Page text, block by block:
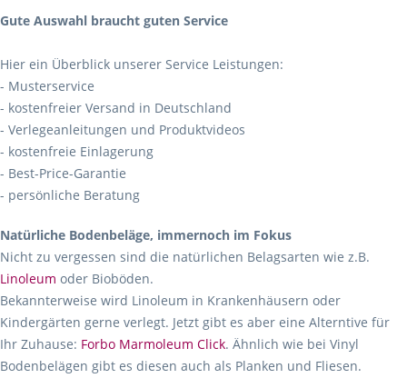
Gute Auswahl braucht guten Service
Hier ein Überblick unserer Service Leistungen:
- Musterservice
- kostenfreier Versand in Deutschland
- Verlegeanleitungen und Produktvideos
- kostenfreie Einlagerung
- Best-Price-Garantie
- persönliche Beratung
Natürliche Bodenbeläge, immernoch im Fokus
Nicht zu vergessen sind die natürlichen Belagsarten wie z.B.
Linoleum oder Bioböden.
Bekannterweise wird Linoleum in Krankenhäusern oder
Kindergärten gerne verlegt. Jetzt gibt es aber eine Alterntive für
Ihr Zuhause: Forbo Marmoleum Click. Ähnlich wie bei Vinyl
Bodenbelägen gibt es diesen auch als Planken und Fliesen.